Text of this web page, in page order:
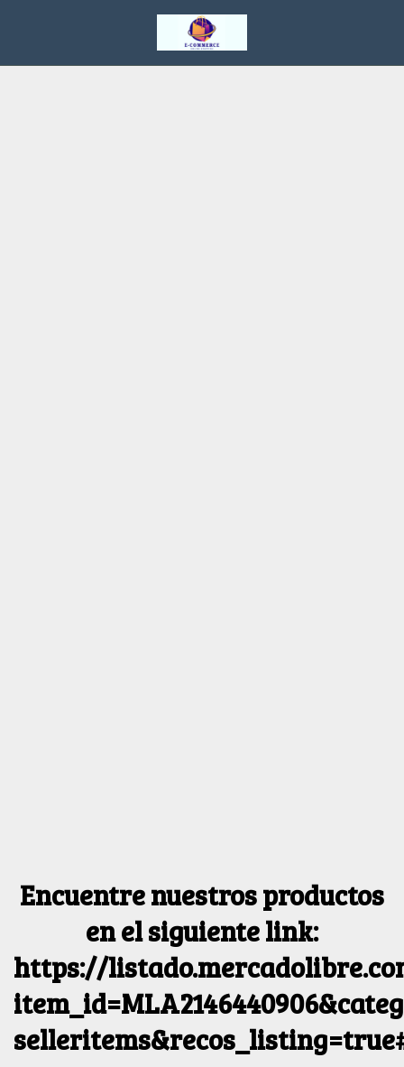
Encuentre nuestros productos
en el siguiente link:
https://